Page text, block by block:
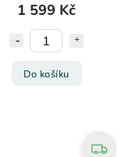
1 599 Kč
Do košíku